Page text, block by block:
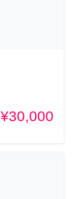
¥30,000